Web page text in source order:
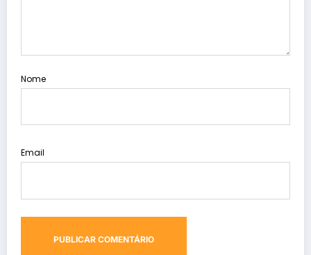
Nome
Email